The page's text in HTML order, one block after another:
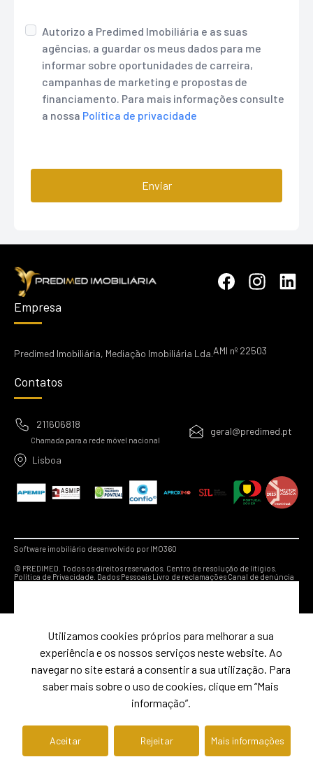
Autorizo a Predimed Imobiliária e as suas
agências, a guardar os meus dados para me
informar sobre oportunidades de carreira,
campanhas de marketing e propostas de
financiamento. Para mais informações consulte
a nossa Política de privacidade
Enviar
Empresa
Predimed Imobiliária, Mediação Imobiliária Lda.AMI nº 22503
Contatos
211606818
Chamada para a rede móvel nacional
geral@predimed.pt
Lisboa
Software imobiliário desenvolvido por IMO360
© PREDIMED. Todos os direitos reservados. Centro de resolução de litígios.
Política de Privacidade. Dados PessoaisLivro de reclamações Canal de denúncia
Utilizamos cookies próprios para melhorar a sua
experiência e os nossos serviços neste website. Ao
navegar no site estará a consentir a sua utilização. Para
saber mais sobre o uso de cookies, clique em “Mais
informação”.
Aceitar Rejeitar Mais informações